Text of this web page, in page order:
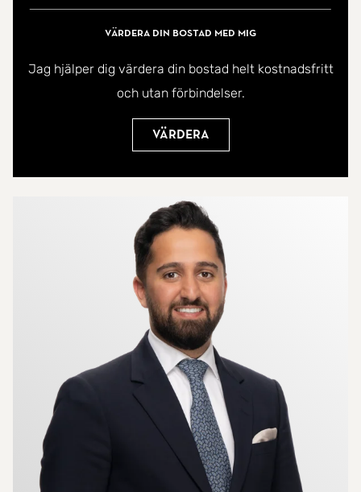
Värdera din bostad med mig
Jag hjälper dig värdera din bostad helt kostnadsfritt
och utan förbindelser.
Värdera